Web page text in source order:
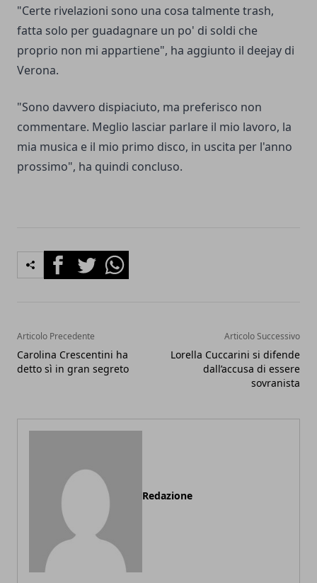
"Certe rivelazioni sono una cosa talmente trash,
fatta solo per guadagnare un po' di soldi che
proprio non mi appartiene", ha aggiunto il deejay di
Verona.
"Sono davvero dispiaciuto, ma preferisco non
commentare. Meglio lasciar parlare il mio lavoro, la
mia musica e il mio primo disco, in uscita per l'anno
prossimo", ha quindi concluso.
FacebookTwitterWhatsapp
Articolo Precedente
Carolina Crescentini ha
detto sì in gran segreto
Articolo Successivo
Lorella Cuccarini si difende
dall’accusa di essere
sovranista
Redazione